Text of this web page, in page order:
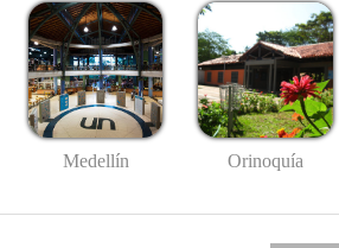
Medellín Orinoquía